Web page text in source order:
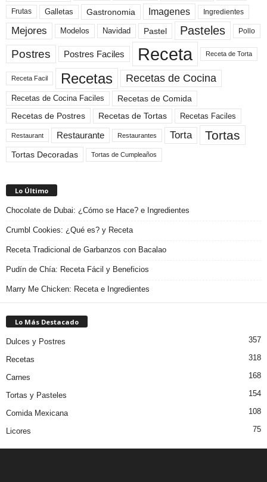
Frutas Galletas Gastronomia Imagenes Ingredientes
Mejores Modelos Navidad Pastel Pasteles Pollo
Postres Postres Faciles Receta Receta de Torta
Receta Facil Recetas Recetas de Cocina
Recetas de Cocina Faciles
Recetas de Comida
Recetas de Postres
Recetas de Tortas Recetas Faciles
Restaurant Restaurante Restaurantes Torta Tortas
Tortas Decoradas Tortas de Cumpleaños
Lo Último
Chocolate de Dubai: ¿Cómo se Hace? e Ingredientes
Crumbl Cookies: ¿Qué es? y Receta
Receta Tradicional de Garbanzos con Bacalao
Pudín de Chía: Receta Fácil y Beneficios
Marry Me Chicken: Receta e Ingredientes
Lo Más Destacado
Dulces y Postres 357
Recetas 318
Carnes 168
Tortas y Pasteles 154
Comida Mexicana 108
Licores 75